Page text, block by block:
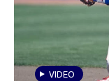
VIDEO